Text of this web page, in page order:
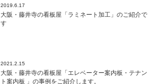
2019.6.17
大阪・藤井寺の看板屋「ラミネート加工」のご紹介で
す
2021.2.15
大阪・藤井寺の看板屋「エレベーター案内板・テナン
ト案内板 」の事例をご紹介します。